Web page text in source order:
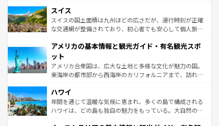
を参照してほしい。
は、お酒好きな人にはぜひ体験してほしい。 なお、新着の
ドイツ情報はコンテンツ一覧を参照してほしい。
リアごとに異なる魅力がある。また、優雅なアフタヌーン
ティー、ビール好きにはたまらない英国パブ、サッカー観
戦など、本場だからこそできる体験も豊富。イギリスを旅
ンツ一覧を参照してほしい。
スイス
スイスの国土面積は九州ほどの広さだが、運行時刻が正確
な交通網が整備されており、初心者でも安心して個人旅行
の建物がそのまま残る町や、スイスならではのユニークな
博物館もあり、アルプス観光だけでなく町歩きも満喫する
ことができる。国民の所得が高いため物価も高いが、旅行
者向けの交通パス提供のサービスもあり、うまく活用すれ
着のスイス情報は
アメリカの基本情報と観光ガイド・有名観光スポ
ット
アメリカ合衆国は、広大な土地と多様な文化が魅力の国。
東海岸の都市部から西海岸のカリフォルニアまで、訪れる
のような巨大都市は、観光、ショッピング、エンターテイ
ンメントが詰まった刺激的なスポットだ。一方、アメリカ
西部には大自然が広がり、グランドキャニオンやイエロー
ハワイ
年間を通じて温暖な気候に恵まれ、多くの島で構成される
ハワイは、どの島も独自の魅力をもっている。大自然の神